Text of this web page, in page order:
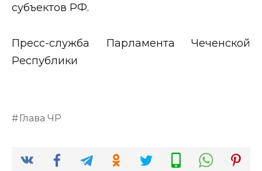
субъектов РФ.
Пресс-служба Парламента Чеченской
Республики
Глава ЧР